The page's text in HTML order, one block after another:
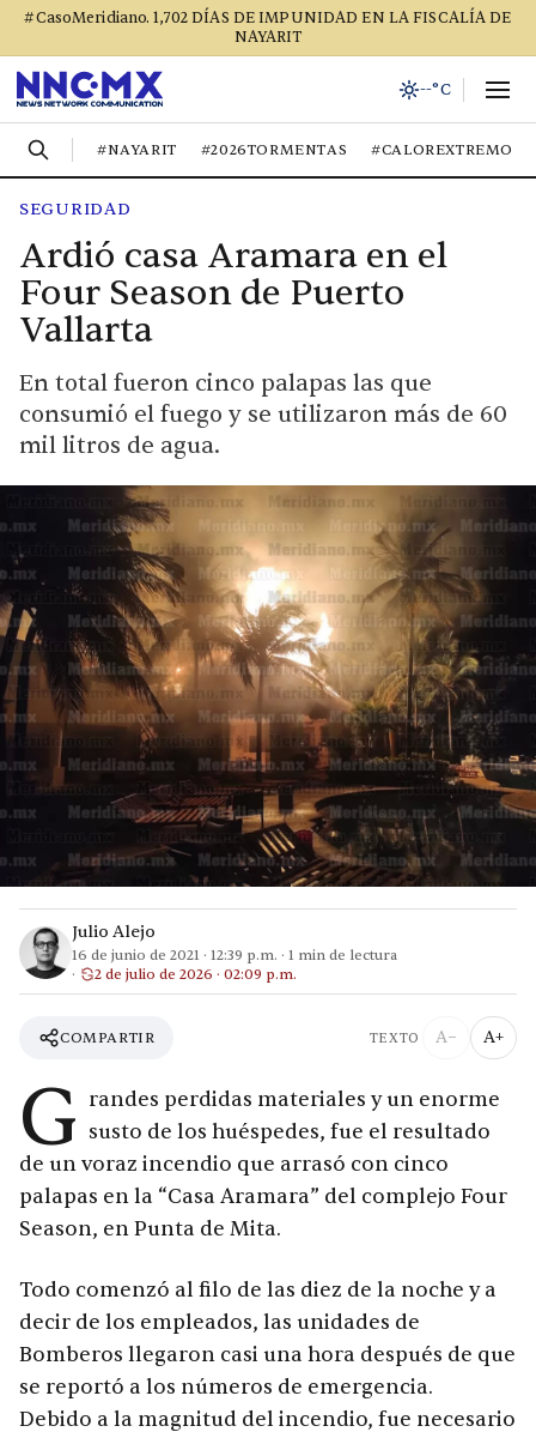
#CasoMeridiano. 1,702 DÍAS DE IMPUNIDAD EN LA FISCALÍA DE
NAYARIT
--°C
#NAYARIT #2026TORMENTAS #CALOREXTREMO
SEGURIDAD
Ardió casa Aramara en el
Four Season de Puerto
Vallarta
En total fueron cinco palapas las que
consumió el fuego y se utilizaron más de 60
mil litros de agua.
Julio Alejo
16 de junio de 2021 · 12:39 p.m. · 1 min de lectura
2 de julio de 2026 · 02:09 p.m.
COMPARTIR TEXTO A− A+
G randes perdidas materiales y un enorme
susto de los huéspedes, fue el resultado
de un voraz incendio que arrasó con cinco
palapas en la “Casa Aramara” del complejo Four
Season, en Punta de Mita.
Todo comenzó al filo de las diez de la noche y a
decir de los empleados, las unidades de
Bomberos llegaron casi una hora después de que
se reportó a los números de emergencia.
Debido a la magnitud del incendio, fue necesario